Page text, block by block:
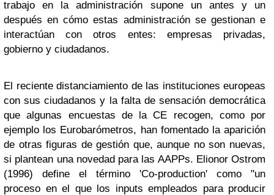
trabajo en la administración supone un antes y un
después en cómo estas administración se gestionan e
interactúan con otros entes: empresas privadas,
gobierno y ciudadanos.
El reciente distanciamiento de las instituciones europeas
con sus ciudadanos y la falta de sensación democrática
que algunas encuestas de la CE recogen, como por
ejemplo los Eurobarómetros, han fomentado la aparición
de otras figuras de gestión que, aunque no son nuevas,
si plantean una novedad para las AAPPs. Elionor Ostrom
(1996) define el término 'Co-production' como "un
proceso en el que los inputs empleados para producir